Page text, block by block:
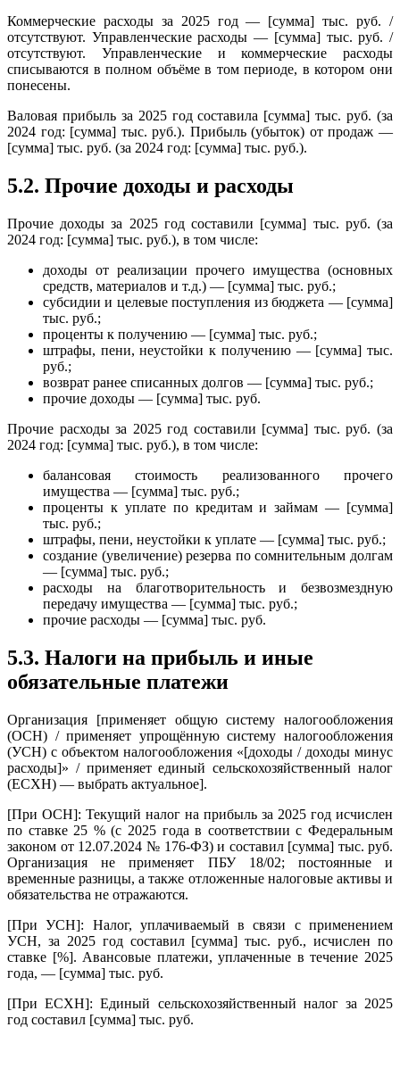
Коммерческие расходы за 2025 год — [сумма] тыс. руб. /
отсутствуют. Управленческие расходы — [сумма] тыс. руб. /
отсутствуют. Управленческие и коммерческие расходы
списываются в полном объёме в том периоде, в котором они
понесены.
Валовая прибыль за 2025 год составила [сумма] тыс. руб. (за
2024 год: [сумма] тыс. руб.). Прибыль (убыток) от продаж —
[сумма] тыс. руб. (за 2024 год: [сумма] тыс. руб.).
5.2. Прочие доходы и расходы
Прочие доходы за 2025 год составили [сумма] тыс. руб. (за
2024 год: [сумма] тыс. руб.), в том числе:
доходы от реализации прочего имущества (основных
средств, материалов и т.д.) — [сумма] тыс. руб.;
субсидии и целевые поступления из бюджета — [сумма]
тыс. руб.;
проценты к получению — [сумма] тыс. руб.;
штрафы, пени, неустойки к получению — [сумма] тыс.
руб.;
возврат ранее списанных долгов — [сумма] тыс. руб.;
прочие доходы — [сумма] тыс. руб.
Прочие расходы за 2025 год составили [сумма] тыс. руб. (за
2024 год: [сумма] тыс. руб.), в том числе:
балансовая стоимость реализованного прочего
имущества — [сумма] тыс. руб.;
проценты к уплате по кредитам и займам — [сумма]
тыс. руб.;
штрафы, пени, неустойки к уплате — [сумма] тыс. руб.;
создание (увеличение) резерва по сомнительным долгам
— [сумма] тыс. руб.;
расходы на благотворительность и безвозмездную
передачу имущества — [сумма] тыс. руб.;
прочие расходы — [сумма] тыс. руб.
5.3. Налоги на прибыль и иные
обязательные платежи
Организация [применяет общую систему налогообложения
(ОСН) / применяет упрощённую систему налогообложения
(УСН) с объектом налогообложения «[доходы / доходы минус
расходы]» / применяет единый сельскохозяйственный налог
(ЕСХН) — выбрать актуальное].
[При ОСН]: Текущий налог на прибыль за 2025 год исчислен
по ставке 25 % (с 2025 года в соответствии с Федеральным
законом от 12.07.2024 № 176-ФЗ) и составил [сумма] тыс. руб.
Организация не применяет ПБУ 18/02; постоянные и
временные разницы, а также отложенные налоговые активы и
обязательства не отражаются.
[При УСН]: Налог, уплачиваемый в связи с применением
УСН, за 2025 год составил [сумма] тыс. руб., исчислен по
ставке [%]. Авансовые платежи, уплаченные в течение 2025
года, — [сумма] тыс. руб.
[При ЕСХН]: Единый сельскохозяйственный налог за 2025
год составил [сумма] тыс. руб.